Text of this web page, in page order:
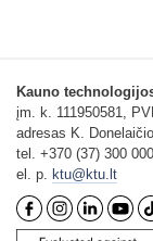
Kauno
įm. k. 111950581,
adresas K.
tel. +370 (37) 300
el. p. ktu@ktu.lt